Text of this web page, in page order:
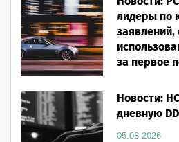
лидеры по
за первое
Новости:
дневную
05.08.2026